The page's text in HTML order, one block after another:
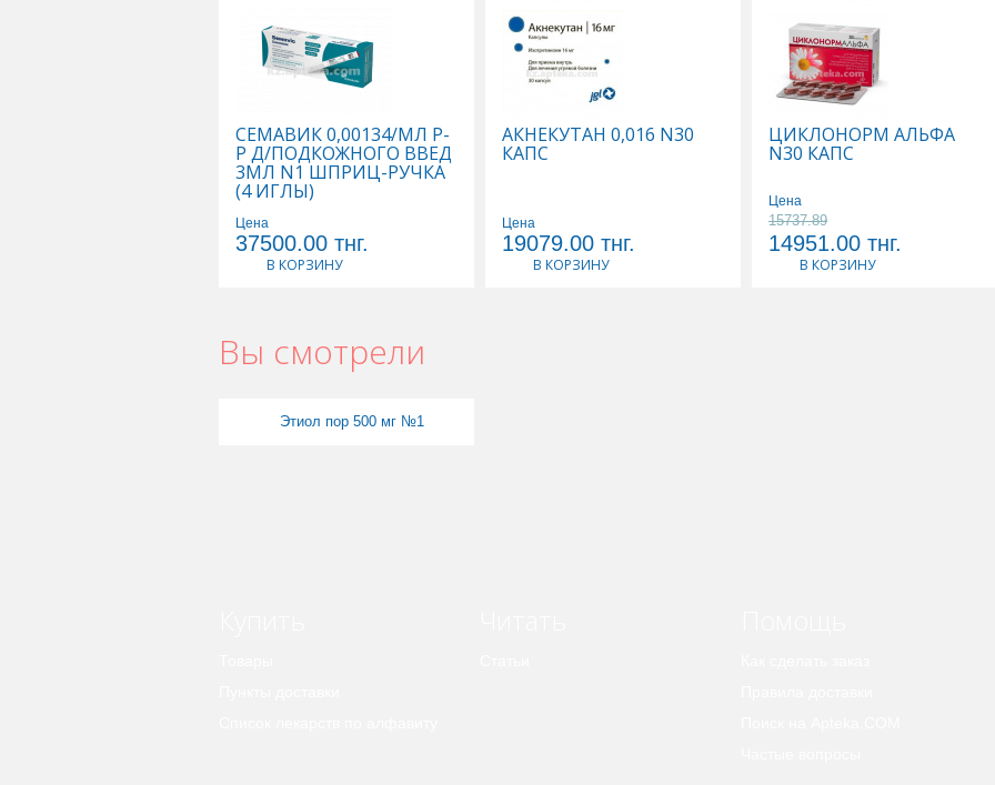
СЕМАВИК 0,00134/МЛ Р-
Р Д/ПОДКОЖНОГО ВВЕД
3МЛ N1 ШПРИЦ-РУЧКА
(4 ИГЛЫ)
Цена
37500.00 тнг.
В КОРЗИНУ
АКНЕКУТАН 0,016 N30
КАПС
Цена
19079.00 тнг.
В КОРЗИНУ
ЦИКЛОНОРМ АЛЬФА
N30 КАПС
Цена
15737.89
14951.00 тнг.
В КОРЗИНУ
Вы смотрели
Этиол пор 500 мг №1